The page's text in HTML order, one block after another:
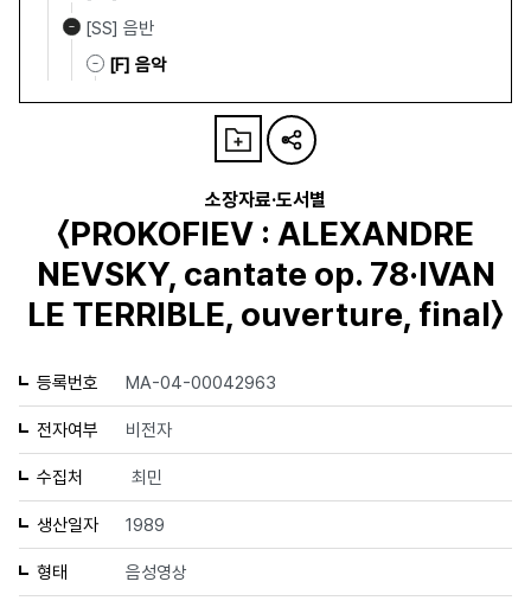
[SS] 음반
[F] 음악
소장자료·도서별
〈PROKOFIEV : ALEXANDRE
NEVSKY, cantate op. 78·IVAN
LE TERRIBLE, ouverture, final〉
등록번호 MA-04-00042963
전자여부 비전자
수집처 최민
생산일자 1989
형태 음성영상